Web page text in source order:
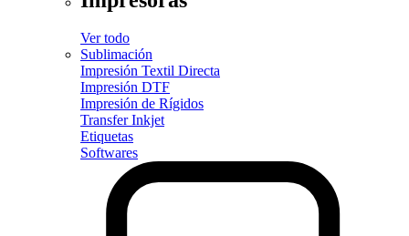
Ver todo
Sublimación
Impresión Textil Directa
Impresión DTF
Impresión de Rígidos
Transfer Inkjet
Etiquetas
Softwares